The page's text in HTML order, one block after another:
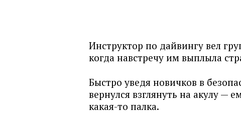
Инструктор по дайвингу вел
когда навстречу им выплыла
Быстро уведя новичков в
вернулся взглянуть на акулу —
какая-то палка.